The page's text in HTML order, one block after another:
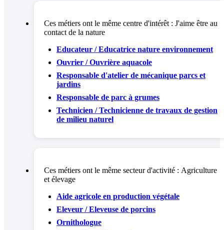
Ces métiers ont le même centre d'intérêt : J'aime être au
contact de la nature
Educateur / Educatrice nature environnement
Ouvrier / Ouvrière aquacole
Responsable d'atelier de mécanique parcs et
jardins
Responsable de parc à grumes
Technicien / Technicienne de travaux de gestion
de milieu naturel
Ces métiers ont le même secteur d'activité : Agriculture
et élevage
Aide agricole en production végétale
Eleveur / Eleveuse de porcins
Ornithologue